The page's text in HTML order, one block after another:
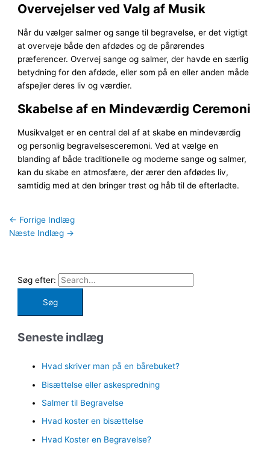
Overvejelser ved Valg af Musik
Når du vælger salmer og sange til begravelse, er det vigtigt
at overveje både den afdødes og de pårørendes
præferencer. Overvej sange og salmer, der havde en særlig
betydning for den afdøde, eller som på en eller anden måde
afspejler deres liv og værdier.
Skabelse af en Mindeværdig Ceremoni
Musikvalget er en central del af at skabe en mindeværdig
og personlig begravelsesceremoni. Ved at vælge en
blanding af både traditionelle og moderne sange og salmer,
kan du skabe en atmosfære, der ærer den afdødes liv,
samtidig med at den bringer trøst og håb til de efterladte.
← Forrige Indlæg
Næste Indlæg →
Søg efter:
Seneste indlæg
Hvad skriver man på en bårebuket?
Bisættelse eller askespredning
Salmer til Begravelse
Hvad koster en bisættelse
Hvad Koster en Begravelse?